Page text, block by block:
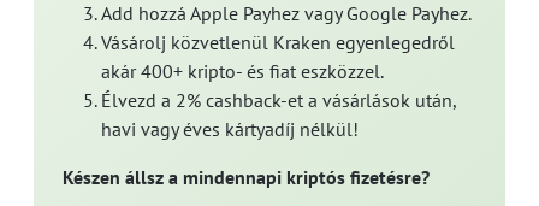
Add hozzá Apple Payhez vagy Google Payhez.
Vásárolj közvetlenül Kraken egyenlegedről
akár 400+ kripto- és fiat eszközzel.
Élvezd a 2% cashback-et a vásárlások után,
havi vagy éves kártyadíj nélkül!
Készen állsz a mindennapi kriptós fizetésre?